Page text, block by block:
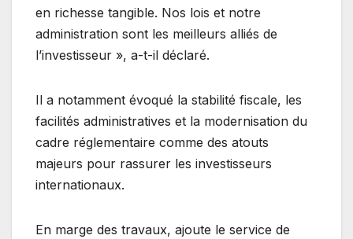
en richesse tangible. Nos lois et notre
administration sont les meilleurs alliés de
l’investisseur », a-t-il déclaré.
Il a notamment évoqué la stabilité fiscale, les
facilités administratives et la modernisation du
cadre réglementaire comme des atouts
majeurs pour rassurer les investisseurs
internationaux.
En marge des travaux, ajoute le service de